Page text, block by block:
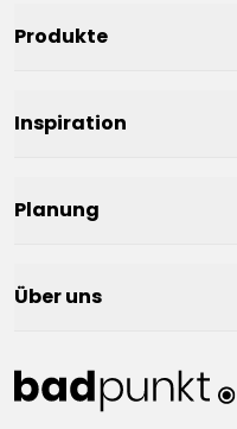
Produkte
Inspiration
Planung
Über uns